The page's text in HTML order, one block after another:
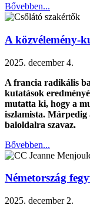
Bővebben...
A közvélemény-
2025. december 4.
A francia radikális
kutatások
mutatta ki, hogy a
iszlamista. Márpedig
baloldalra szavaz.
Bővebben...
Németország
2025. december 2.